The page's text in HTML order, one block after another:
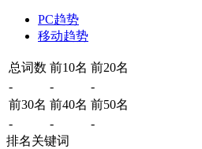
PC趋势
移动趋势
总词数 前10名 前20名
-
-
-
前30名 前40名 前50名
-
-
-
排名关键词